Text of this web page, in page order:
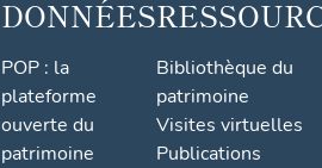
DONNÉES
POP : la
plateforme
ouverte du
patrimoine
Bibliothèque du
patrimoine
Visites virtuelles
Publications